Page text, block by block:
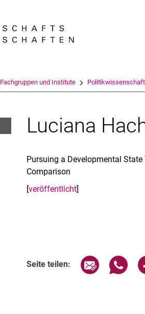
Fachgruppen und Institute Politikwissenschaft
Luciana
Pursuing a Developmental
Comparison
[veröffentlicht]
Seite teilen: Seite über